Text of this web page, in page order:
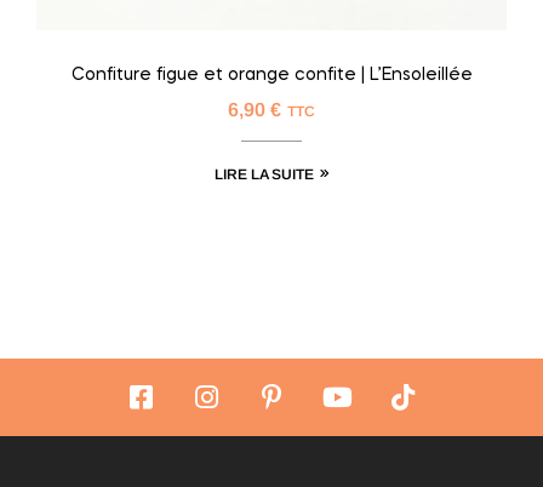
Confiture figue et orange confite | L’Ensoleillée
6,90 € TTC
LIRE LA SUITE